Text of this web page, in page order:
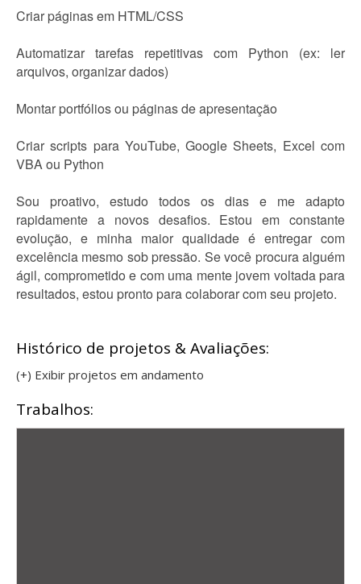
Criar páginas em HTML/CSS
Automatizar tarefas repetitivas com Python (ex: ler
arquivos, organizar dados)
Montar portfólios ou páginas de apresentação
Criar scripts para YouTube, Google Sheets, Excel com
VBA ou Python
Sou proativo, estudo todos os dias e me adapto
rapidamente a novos desafios. Estou em constante
evolução, e minha maior qualidade é entregar com
excelência mesmo sob pressão. Se você procura alguém
ágil, comprometido e com uma mente jovem voltada para
resultados, estou pronto para colaborar com seu projeto.
Histórico de projetos & Avaliações:
(+) Exibir projetos em andamento
Trabalhos: